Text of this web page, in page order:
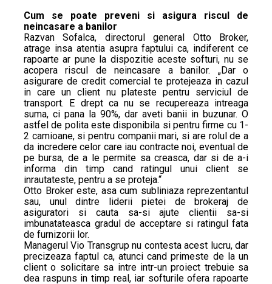
Cum se poate preveni si asigura riscul de
neincasare a banilor
Razvan Sofalca, directorul general Otto Broker,
atrage insa atentia asupra faptului ca, indiferent ce
rapoarte ar pune la dispozitie aceste softuri, nu se
acopera riscul de neincasare a banilor. „Dar o
asigurare de credit comercial te protejeaza in cazul
in care un client nu plateste pentru serviciul de
transport. E drept ca nu se recupereaza intreaga
suma, ci pana la 90%, dar aveti banii in buzunar. O
astfel de polita este disponibila si pentru firme cu 1-
2 camioane, si pentru companii mari, si are rolul de a
da incredere celor care iau contracte noi, eventual de
pe bursa, de a le permite sa creasca, dar si de a-i
informa din timp cand ratingul unui client se
inrautateste, pentru a se proteja.“
Otto Broker este, asa cum subliniaza reprezentantul
sau, unul dintre liderii pietei de brokeraj de
asiguratori si cauta sa-si ajute clientii sa-si
imbunatateasca gradul de acceptare si ratingul fata
de furnizorii lor.
Managerul Vio Transgrup nu contesta acest lucru, dar
precizeaza faptul ca, atunci cand primeste de la un
client o solicitare sa intre intr-un proiect trebuie sa
dea raspuns in timp real, iar softurile ofera rapoarte